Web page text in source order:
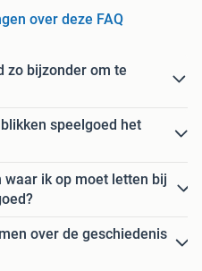
over deze FAQ
zo bijzonder om te
speelgoed het
ik op moet letten bij
over de geschiedenis